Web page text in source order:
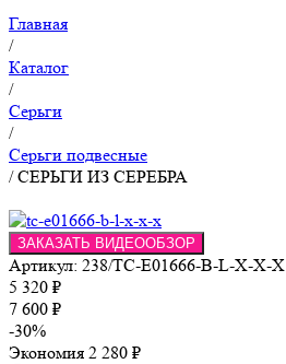
Главная
/
Каталог
/
Серьги
/
Серьги подвесные
/СЕРЬГИ ИЗ СЕРЕБРА
ЗАКАЗАТЬ ВИДЕООБЗОР
Артикул: 238/TC-E01666-B-L-X-X-X
5 320 ₽
7 600 ₽
-30%
Экономия 2 280 ₽